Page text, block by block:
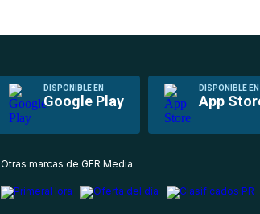
DISPONIBLE EN
Google Play
DISPONIBLE EN
App
Otras marcas de GFR Media